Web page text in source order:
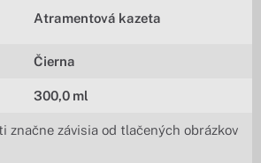
Atramentová kazeta
Čierna
300,0 ml
značne závisia od tlačených obrázkov